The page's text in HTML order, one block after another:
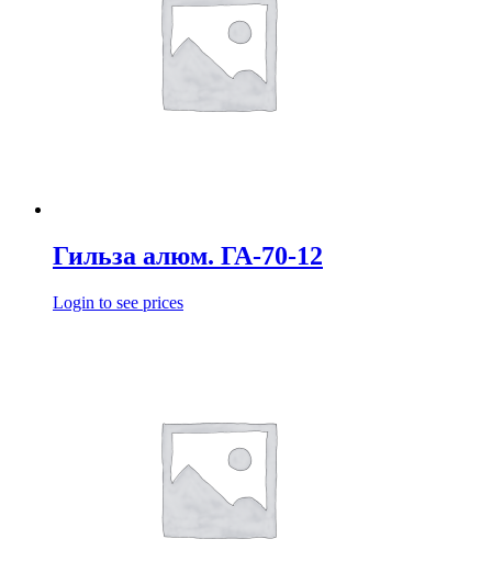
Гильза алюм. ГА-70-12
Login to see prices